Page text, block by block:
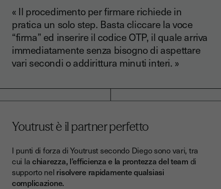
« Il procedimento per firmare richiede in
pratica un solo step. Basta cliccare la voce
“firma” ed inserire il codice OTP, il quale arriva
immediatamente senza bisogno di aspettare
vari secondi o addirittura minuti interi. »
Youtrust è il partner perfetto
I punti di forza di Youtrust secondo Diego sono vari, tra
cui lachiarezza, l’efficienza e la prontezza del team di
supporto nel risolvere rapidamente qualsiasi
complicazione.